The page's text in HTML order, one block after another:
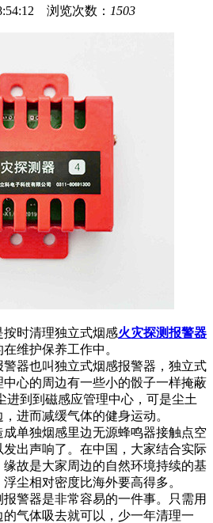
浏览次数： 1503
时清理独立式烟感火灾探测报警器
维护保养工作中。
器也叫独立式烟感报警器，独立式
心的周边有一些小的骰子一样掩蔽
进到到磁感应管理中心，可是尘土
进而减缓气体的健身运动。
单独烟感里边无源蜂鸣器接触点空
出声响了。在中国，大家结合实际
故是大家周边的自然环境持续的基
尘相对密度比海外要高得多。
警器是非常容易的一件事。只需用
气体吸去就可以，少一年清理一